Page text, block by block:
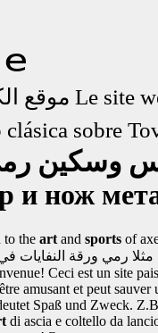
Le site
sobre
и нож
to the art and sports of
رمي ورقة النفايات
Ceci est un site
amusant et peut sauver
Spaß und Zweck.
di ascia e coltello da